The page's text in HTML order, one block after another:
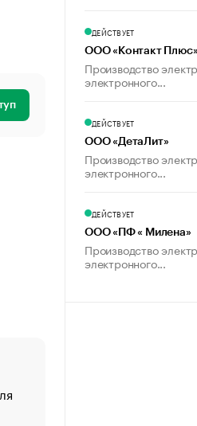
ДЕЙСТВУЕТ
ООО «Контакт Плюс»
Производство
электронного...
ДЕЙСТВУЕТ
ООО «ДетаЛит»
Производство
электронного...
ДЕЙСТВУЕТ
ООО «ПФ « Милена»
Производство
электронного...